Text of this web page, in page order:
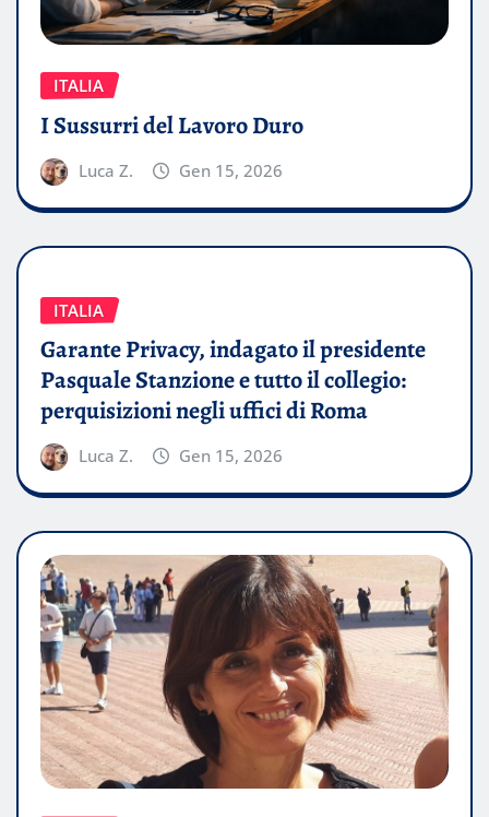
ITALIA
I Sussurri del Lavoro Duro
Luca Z. Gen 15, 2026
ITALIA
Garante Privacy, indagato il presidente
Pasquale Stanzione e tutto il collegio:
perquisizioni negli uffici di Roma
Luca Z. Gen 15, 2026